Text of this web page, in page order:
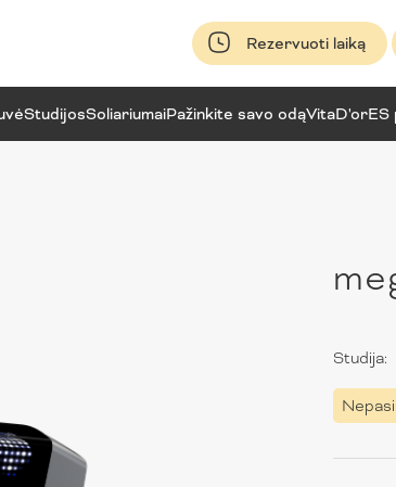
Rezervuoti laiką
StudijosSoliariumaiPažinkite savo odąVitaD'orES
Studija: